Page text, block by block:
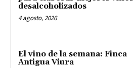
desalcoholizados
4 agosto, 2026
El vino de la semana: Finca
Antigua Viura